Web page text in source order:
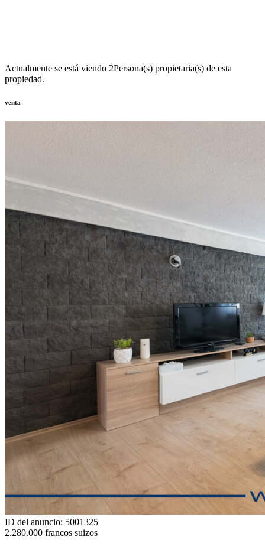
Actualmente se está viendo 2Persona(s) propietaria(s) de esta
propiedad.
venta
ID del anuncio: 5001325
2.280.000 francos suizos